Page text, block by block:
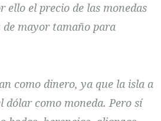
el precio de las monedas
mayor tamaño para
como dinero, ya que la isla a
dólar como moneda. Pero sí